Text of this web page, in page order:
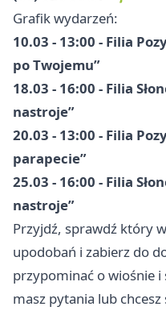
Grafik wydarzeń:
10.03 - 13:00 - Filia
po Twojemu”
18.03 - 16:00 - Filia
nastroje”
20.03 - 13:00 - Filia
parapecie”
25.03 - 16:00 - Filia
nastroje”
Przyjdź, sprawdź który
upodobań i zabierz do
przypominać o wiośnie i
masz pytania lub chcesz